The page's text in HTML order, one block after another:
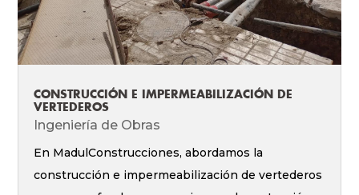
CONSTRUCCIÓN E IMPERMEABILIZACIÓN DE
VERTEDEROS
Ingeniería de Obras
En MadulConstrucciones, abordamos la
construcción e impermeabilización de vertederos